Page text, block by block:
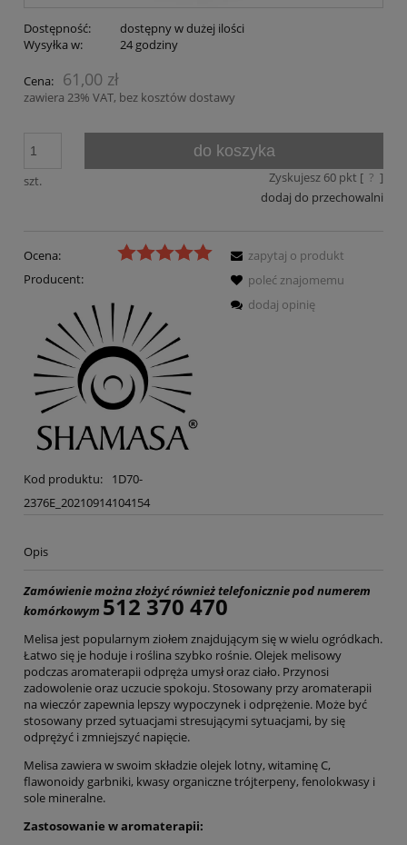
Dostępność:
dostępny w dużej ilości
Wysyłka w:
24 godziny
Cena: 61,00 zł
zawiera 23% VAT, bez kosztów dostawy
szt.
do koszyka
Zyskujesz 60pkt [ ? ]
dodaj do przechowalni
Ocena:
Producent:
Kod produktu:
1D70-
2376E_20210914104154
zapytaj o produkt
poleć znajomemu
dodaj opinię
Opis
Zamówienie można złożyć również telefonicznie pod numerem
komórkowym 512 370 470
Melisa jest popularnym ziołem znajdującym się w wielu ogródkach.
Łatwo się je hoduje i roślina szybko rośnie. Olejek melisowy
podczas aromaterapii odpręża umysł oraz ciało. Przynosi
zadowolenie oraz uczucie spokoju. Stosowany przy aromaterapii
na wieczór zapewnia lepszy wypoczynek i odprężenie. Może być
stosowany przed sytuacjami stresującymi sytuacjami, by się
odprężyć i zmniejszyć napięcie.
Melisa zawiera w swoim składzie olejek lotny, witaminę C,
flawonoidy garbniki, kwasy organiczne trójterpeny, fenolokwasy i
sole mineralne.
Zastosowanie w aromaterapii: